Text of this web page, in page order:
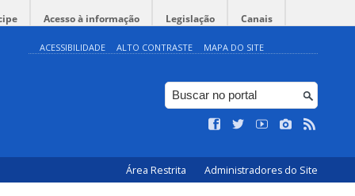
Acesso à informação Legislação Canais
ACESSIBILIDADE ALTO CONTRASTE MAPA DO SITE
Área Restrita Administradores do Site